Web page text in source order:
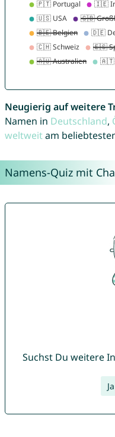
Neugierig auf weitere
Namen in Deutschland,
weltweitam
Namens-Quiz mit
Suchst Du weitere
Ja